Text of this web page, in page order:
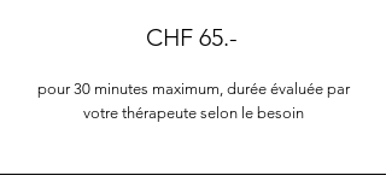
CHF 65.-
pour 30 minutes maximum, durée évaluée par
votre thérapeute selon le besoin